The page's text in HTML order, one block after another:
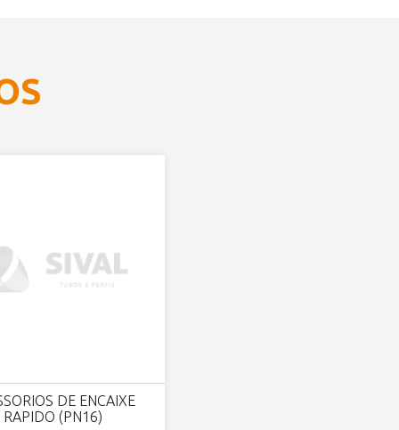
DE ENCAIXE
RAPIDO (PN16)